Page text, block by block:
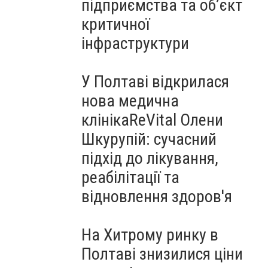
підприємства та об’єкт
критичної
інфраструктури
У Полтаві відкрилася
нова медична
клінікаReVital Олени
Шкурупій: сучасний
підхід до лікування,
реабілітації та
відновлення здоров'я
На Хитрому ринку в
Полтаві знизилися ціни